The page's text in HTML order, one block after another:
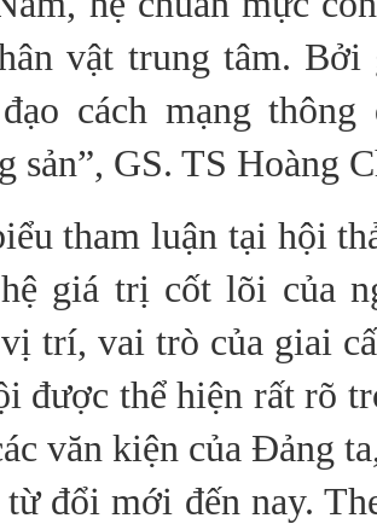
vật trung tâm.
cách mạng
sản”, GS. TS Hoàng
tham luận tại hội
giá trị cốt lõi của
trí, vai trò của giai
được thể hiện rất rõ
văn kiện của Đảng
đổi mới đến nay.